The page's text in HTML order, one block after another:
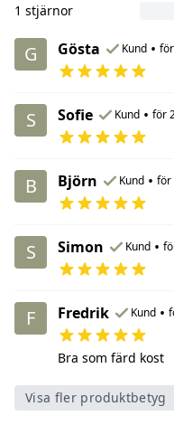
1 stjärnor
G Gösta Kund •
S Sofie Kund • för
B Björn Kund • för
S Simon Kund •
F Fredrik Kund •
Bra som färd kost
Visa fler produktbetyg